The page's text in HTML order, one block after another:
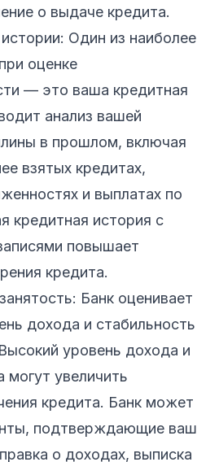
о выдаче кредита.
Один из наиболее
оценке
— это ваша кредитная
анализ вашей
в прошлом, включая
взятых кредитах,
и выплатах по
кредитная история с
повышает
кредита.
Банк оценивает
дохода и стабильность
уровень дохода и
могут увеличить
кредита. Банк может
подтверждающие ваш
о доходах, выписка